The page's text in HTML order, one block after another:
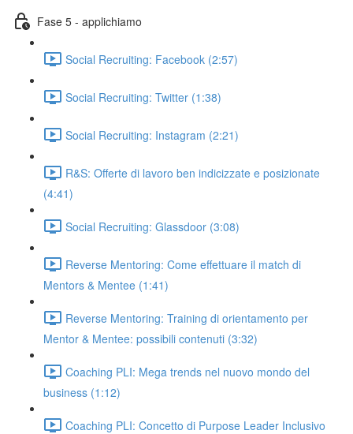
Fase 5 - applichiamo
Social Recruiting: Facebook (2:57)
Social Recruiting: Twitter (1:38)
Social Recruiting: Instagram (2:21)
R&S: Offerte di lavoro ben indicizzate e posizionate
(4:41)
Social Recruiting: Glassdoor (3:08)
Reverse Mentoring: Come effettuare il match di
Mentors & Mentee (1:41)
Reverse Mentoring: Training di orientamento per
Mentor & Mentee: possibili contenuti (3:32)
Coaching PLI: Mega trends nel nuovo mondo del
business (1:12)
Coaching PLI: Concetto di Purpose Leader Inclusivo